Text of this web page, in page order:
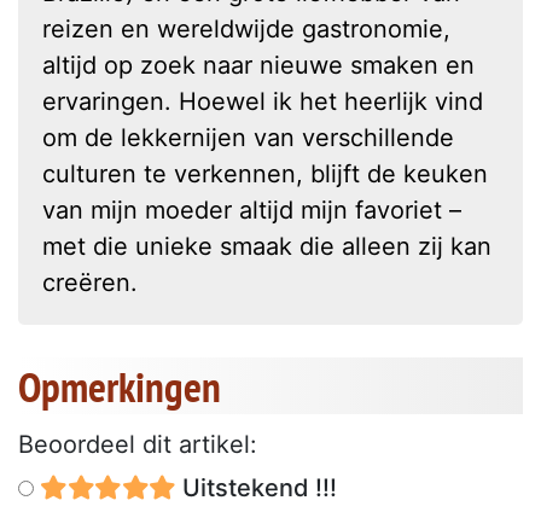
reizen en wereldwijde gastronomie,
altijd op zoek naar nieuwe smaken en
ervaringen. Hoewel ik het heerlijk vind
om de lekkernijen van verschillende
culturen te verkennen, blijft de keuken
van mijn moeder altijd mijn favoriet –
met die unieke smaak die alleen zij kan
creëren.
Opmerkingen
Beoordeel dit artikel:
Uitstekend !!!